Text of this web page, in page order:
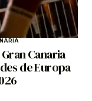
Canaria
de Europa